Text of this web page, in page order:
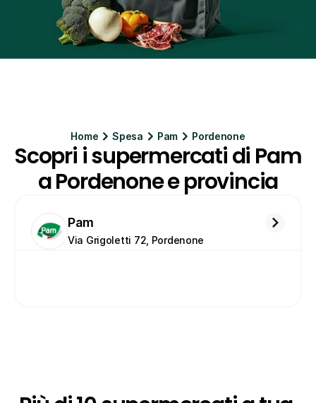
Home Spesa Pam Pordenone
Scopri i supermercati di Pam
a Pordenone e provincia
Pam
Via Grigoletti 72, Pordenone